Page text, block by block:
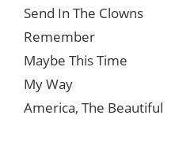
Send In The Clowns
Remember
Maybe This Time
My Way
America, The Beautiful